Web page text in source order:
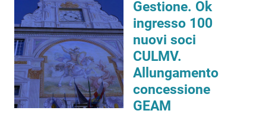
Gestione. Ok
ingresso 100
nuovi soci
CULMV.
Allungamento
concessione
GEAM